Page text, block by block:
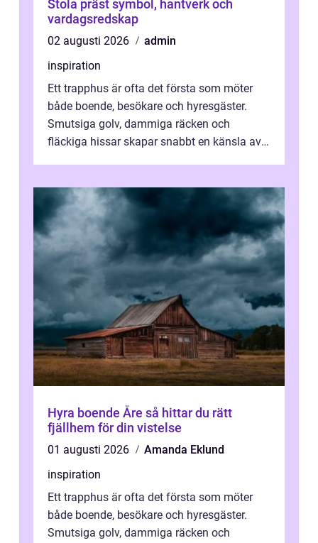
Stola präst symbol, hantverk och
vardagsredskap
02 augusti 2026
admin
inspiration
Ett trapphus är ofta det första som möter
både boende, besökare och hyresgäster.
Smutsiga golv, dammiga räcken och
fläckiga hissar skapar snabbt en känsla av
Hyra boende Åre så hittar du rätt
fjällhem för din vistelse
01 augusti 2026
Amanda Eklund
inspiration
Ett trapphus är ofta det första som möter
både boende, besökare och hyresgäster.
Smutsiga golv, dammiga räcken och